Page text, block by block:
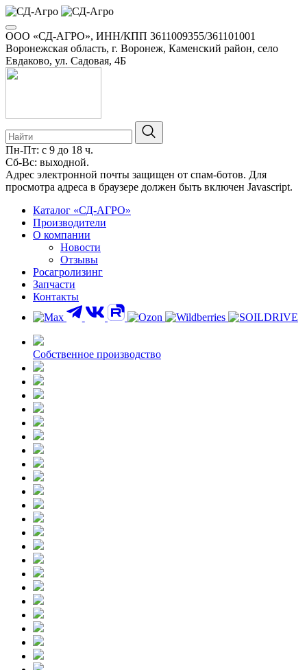
ООО «СД-АГРО», ИНН/КПП 3611009355/361101001
Воронежская область, г. Воронеж, Каменский район, село
Евдаково, ул. Садовая, 4Б
Пн-Пт: с 9 до 18 ч.
Сб-Вс: выходной.
8-800-100-34-01
Адрес электронной почты защищен от спам-ботов. Для
Каталог «СД-АГРО»
Производители
О компании
Новости
Отзывы
Росагролизинг
Запчасти
Контакты
Собственное производство